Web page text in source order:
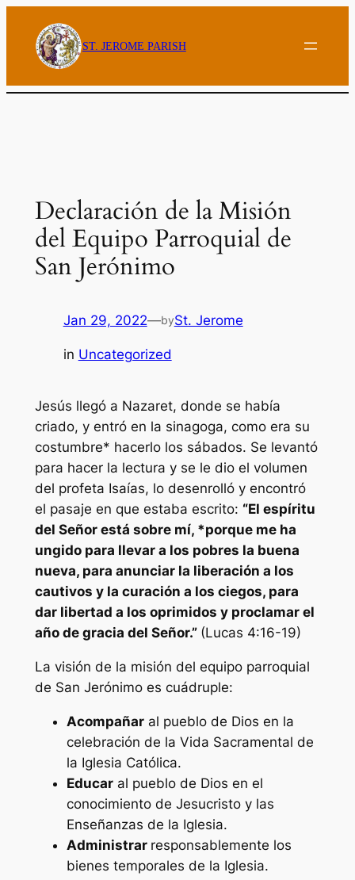
content
ST. JEROME PARISH
Declaración de la Misión
del Equipo Parroquial de
San Jerónimo
Jan 29, 2022—bySt. Jerome
in Uncategorized
Jesús llegó a Nazaret, donde se había
criado, y entró en la sinagoga, como era su
costumbre* hacerlo los sábados. Se levantó
para hacer la lectura y se le dio el volumen
del profeta Isaías, lo desenrolló y encontró
el pasaje en que estaba escrito: “El espíritu
del Señor está sobre mí, *porque me ha
ungido para llevar a los pobres la buena
nueva, para anunciar la liberación a los
cautivos y la curación a los ciegos, para
dar libertad a los oprimidos y proclamar el
año de gracia del Señor.” (Lucas 4:16-19)
La visión de la misión del equipo parroquial
de San Jerónimo es cuádruple:
Acompañaral pueblo de Dios en la
celebración de la Vida Sacramental de
la Iglesia Católica.
Educaral pueblo de Dios en el
conocimiento de Jesucristo y las
Enseñanzas de la Iglesia.
Administrar responsablemente los
bienes temporales de la Iglesia.